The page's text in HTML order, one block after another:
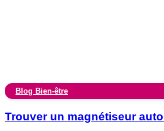
Blog Bien-être
Trouver un magnétiseur